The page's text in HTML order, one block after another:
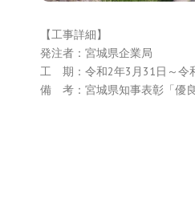
【工事詳細】
発注者：宮城県企業局
工 期：令和2年3月31日～令
備 考：宮城県知事表彰「優良